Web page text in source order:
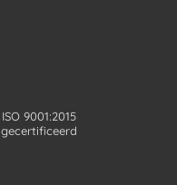
ISO 9001:2015
gecertificeerd